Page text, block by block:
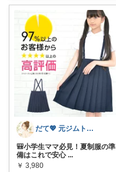
だて💖 元ジムトレーナーママ子育て美容
🎒小学生ママ必見！夏制服の準
備はこれで安心 ...
￥ 3,980